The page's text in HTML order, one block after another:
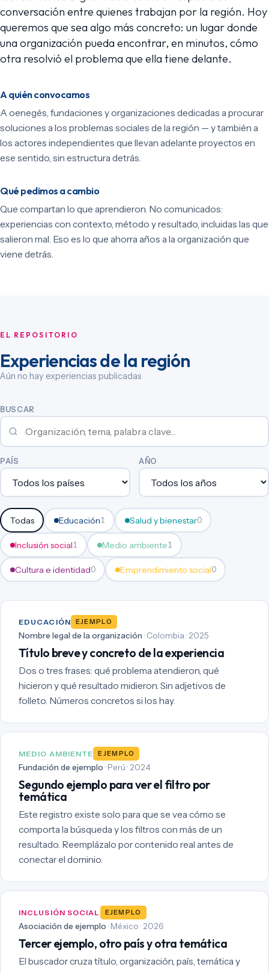
conversación entre quienes trabajan por la región. Hoy
queremos que sea algo más concreto: un lugar donde
una organización pueda encontrar, en minutos, cómo
otra resolvió el problema que ella tiene delante.
A quién convocamos
A oenegés, fundaciones y organizaciones dedicadas a procurar
soluciones a los problemas sociales de la región — y también a
los actores independientes que llevan adelante proyectos en
ese sentido, sin estructura detrás.
Qué pedimos a cambio
Que compartan lo que aprendieron. No comunicados:
experiencias con contexto, método y resultado, incluidas las que
salieron mal. Eso es lo que ahorra años a la organización que
viene detrás.
EL REPOSITORIO
Experiencias de la región
Aún no hay experiencias publicadas
BUSCAR
PAÍS AÑO
Todas Educación1 Salud y bienestar0
Inclusión social1 Medio ambiente1
Cultura e identidad0 Emprendimiento social0
EDUCACIÓN EJEMPLO
Nombre legal de la organización · Colombia · 2025
Título breve y concreto de la experiencia
Dos o tres frases: qué problema atendieron, qué
hicieron y qué resultado midieron. Sin adjetivos de
folleto. Números concretos si los hay.
MEDIO AMBIENTE EJEMPLO
Fundación de ejemplo · Perú · 2024
Segundo ejemplo para ver el filtro por
temática
Este registro existe solo para que se vea cómo se
comporta la búsqueda y los filtros con más de un
resultado. Reemplázalo por contenido real antes de
conectar el dominio.
INCLUSIÓN SOCIAL EJEMPLO
Asociación de ejemplo · México · 2026
Tercer ejemplo, otro país y otra temática
El buscador cruza título, organización, país, temática y